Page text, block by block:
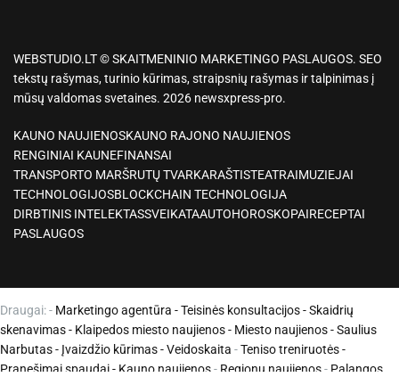
WEBSTUDIO.LT © SKAITMENINIO MARKETINGO PASLAUGOS. SEO
tekstų rašymas, turinio kūrimas, straipsnių rašymas ir talpinimas į
mūsų valdomas svetaines. 2026 newsxpress-pro.
KAUNO NAUJIENOSKAUNO RAJONO NAUJIENOS
RENGINIAI KAUNEFINANSAI
TRANSPORTO MARŠRUTŲ TVARKARAŠTISTEATRAIMUZIEJAI
TECHNOLOGIJOSBLOCKCHAIN TECHNOLOGIJA
DIRBTINIS INTELEKTASSVEIKATAAUTOHOROSKOPAIRECEPTAI
PASLAUGOS
Draugai: - Marketingo agentūra -Teisinės konsultacijos-Skaidrių
skenavimas- Klaipedos miesto naujienos- Miesto naujienos-Saulius
Narbutas- Įvaizdžio kūrimas-Veidoskaita -Teniso treniruotės-
Pranešimai spaudai - Kauno naujienos- Regionų naujienos- Palangos